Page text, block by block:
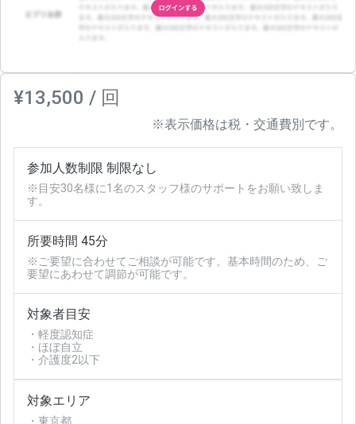
¥13,500 / 回
※表示価格は税・交通費別です。
参加人数制限 制限なし
※目安30名様に1名のスタッフ様のサポートをお願い致しま
す。
所要時間 45分
※ご要望に合わせてご相談が可能です。基本時間のため、ご
要望にあわせて調節が可能です。
対象者目安
・軽度認知症
・ほぼ自立
・介護度2以下
対象エリア
・東京都